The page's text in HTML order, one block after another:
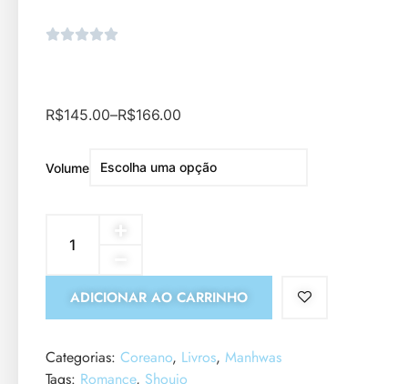
R$145.00–R$166.00
Volume
ADICIONAR AO CARRINHO
Categorias: Coreano, Livros, Manhwas
Tags: Romance, Shoujo